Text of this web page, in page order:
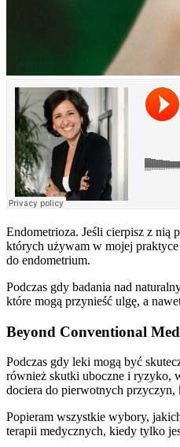
Endometrioza. Jeśli cierpisz z nią
których używam w mojej
do endometrium.
Podczas gdy badania nad
które mogą przynieść ulgę, a
Beyond Conventional
Podczas gdy leki mogą być
również skutki uboczne i ryzyko,
dociera do pierwotnych przyczyn,
Popieram wszystkie wybory,
terapii medycznych, kiedy tylko